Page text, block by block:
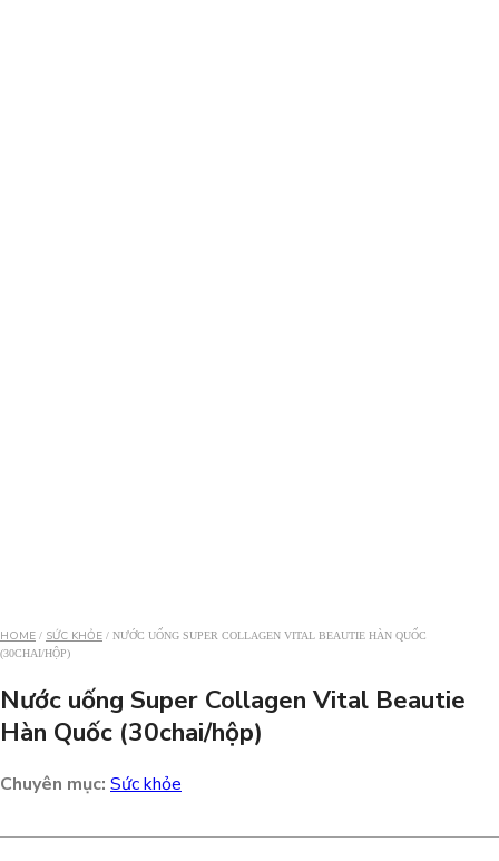
HOME / SỨC KHỎE / NƯỚC UỐNG SUPER COLLAGEN VITAL BEAUTIE HÀN QUỐC
(30CHAI/HỘP)
Nước uống Super Collagen Vital Beautie
Hàn Quốc (30chai/hộp)
Chuyên mục: Sức khỏe